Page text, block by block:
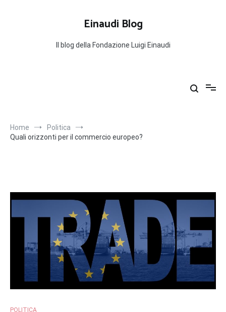
Einaudi Blog
Il blog della Fondazione Luigi Einaudi
Home
Politica
Quali orizzonti per il commercio europeo?
POLITICA